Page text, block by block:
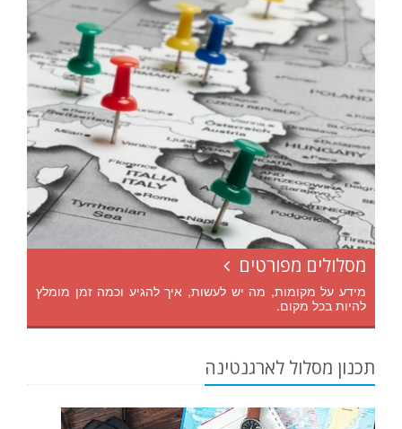
מסלולים מפורטים
מידע על מקומות, מה יש לעשות, איך להגיע וכמה זמן מומלץ
להיות בכל מקום.
תכנון מסלול לארגנטינה